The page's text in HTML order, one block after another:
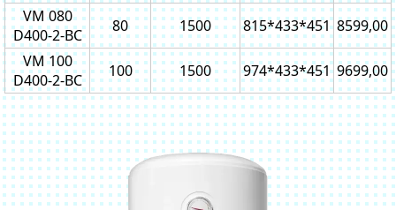
VM 080
D400-2-BC
80 1500 815*433*451 8599,00
VM 100
D400-2-BC
100 1500 974*433*451 9699,00